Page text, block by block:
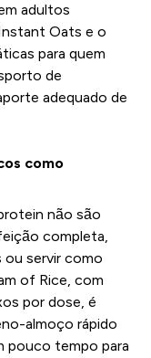
adultos
Oats e o
para quem
de
adequado de
como
não são
completa,
ou servir como
of Rice, com
por dose, é
almoço rápido
pouco tempo para